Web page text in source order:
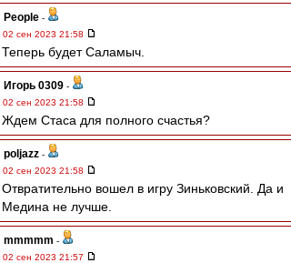
People -
02 сен 2023 21:58
Теперь будет Саламыч.
Игорь 0309 -
02 сен 2023 21:58
Ждем Стаса для полного счастья?
poljazz -
02 сен 2023 21:58
Отвратительно вошел в игру Зиньковский. Да и
Медина не лучше.
mmmmm -
02 сен 2023 21:57